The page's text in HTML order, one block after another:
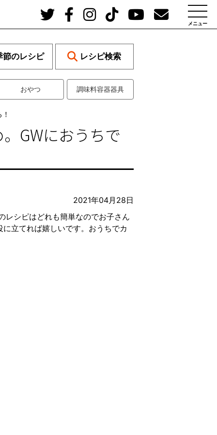
メニュー
節のレシピ レシピ検索
おやつ 調味料容器器具
GWにおうちで
2021年04月28日
レシピはどれも簡単なのでお子さん
立てれば嬉しいです。おうちでカ